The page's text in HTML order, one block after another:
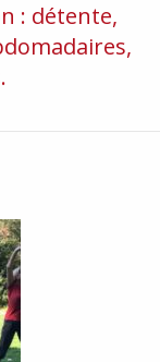
: détente,